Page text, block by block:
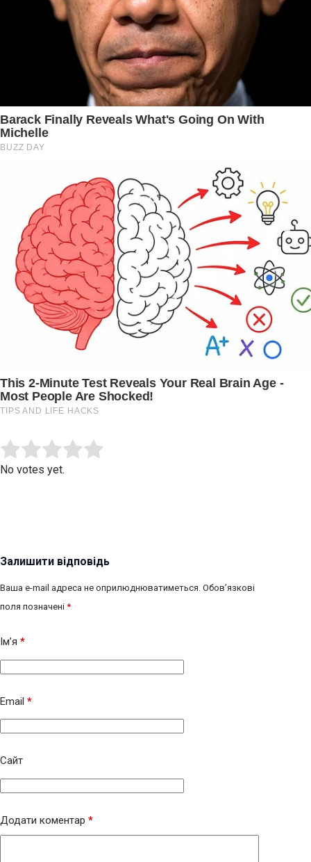
Rate this item:
No votes yet.
Залишити відповідь
Ваша e-mail адреса не оприлюднюватиметься. Обов’язкові
поля позначені *
Ім’я *
Email *
Сайт
Додати коментар *